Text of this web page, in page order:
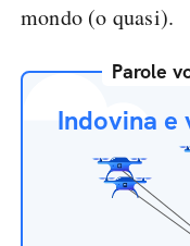
mondo (o quasi).
Parole
Indovina e